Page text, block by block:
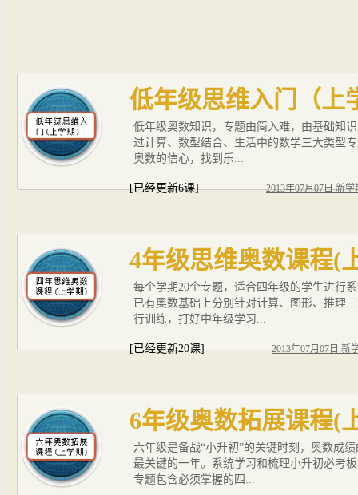
低年级思维入门（上
低年级奥数知识，专题由简入难，由基础知
过计算、数型结合、生活中的数学三大类型
奥数的信心，找到乐...
[已经更新6课] 2013年07月07日 新
4年级思维奥数课程(
每个学期20个专题，适合四年级的学生进行
已有奥数基础上分别针对计算、图形、推理
行训练，打好中年级学习...
[已经更新20课] 2013年07月07日 新
6年级奥数拓展课程(
六年级是备战“小升初”的关键时刻，奥数成
最关键的一年。系统学习和梳理小升初必考
专题包含必须掌握的四...